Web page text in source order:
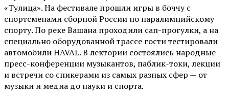
«Тулица». На фестивале прошли игры в боччу с
спортсменами сборной России по паралимпийскому
спорту. По реке Вашана проходили сап-прогулки, а на
специально оборудованной трассе гости тестировали
автомобили HAVAL. В лектории состоялись народные
пресс-конференции музыкантов, паблик-токи, лекции
и встречи со спикерами из самых разных сфер — от
музыки и медиа до науки и спорта.